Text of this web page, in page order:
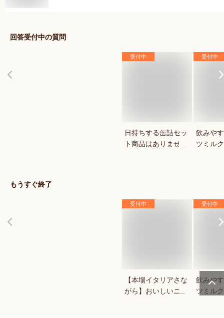
回答受付中の質問
受付中
日持ちする缶詰セッ
ト商品はありません
受付中
飲みや
ツミル
もうすぐ終了
受付中
【本場イタリアさな
がら】おいしいニョ
受付中
飲みや
ツミル